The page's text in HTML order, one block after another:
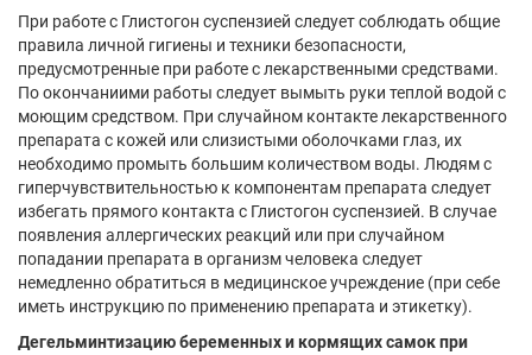
При работе с Глистогон суспензией следует соблюдать общие
правила личной гигиены и техники безопасности,
предусмотренные при работе с лекарственными средствами.
По окончаниими работы следует вымыть руки теплой водой с
моющим средством. При случайном контакте лекарственного
препарата с кожей или слизистыми оболочками глаз, их
необходимо промыть большим количеством воды. Людям с
гиперчувствительностью к компонентам препарата следует
избегать прямого контакта с Глистогон суспензией. В случае
появления аллергических реакций или при случайном
попадании препарата в организм человека следует
немедленно обратиться в медицинское учреждение (при себе
иметь инструкцию по применению препарата и этикетку).
Дегельминтизацию беременных и кормящих самок при